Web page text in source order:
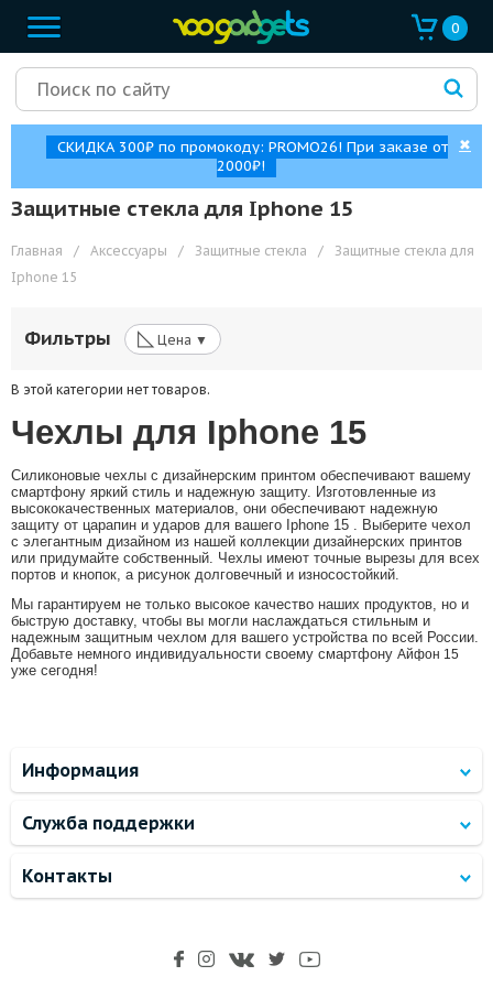
0
СКИДКА 300₽ по промокоду: PROMO26! При заказе от
2000₽!
✖
Защитные стекла для Iphone 15
Главная / Аксессуары / Защитные стекла /
Защитные стекла для
Iphone 15
Фильтры ◺ Цена ▼
В этой категории нет товаров.
Чехлы для Iphone 15
Силиконовые чехлы с дизайнерским принтом обеспечивают вашему
смартфону яркий стиль и надежную защиту. Изготовленные из
высококачественных материалов, они обеспечивают надежную
защиту от царапин и ударов для вашего Iphone 15 . Выберите чехол
с элегантным дизайном из нашей коллекции дизайнерских принтов
или придумайте собственный. Чехлы имеют точные вырезы для всех
портов и кнопок, а рисунок долговечный и износостойкий.
Мы гарантируем не только высокое качество наших продуктов, но и
быструю доставку, чтобы вы могли наслаждаться стильным и
надежным защитным чехлом для вашего устройства по всей России.
Добавьте немного индивидуальности своему смартфону Айфон 15
уже сегодня!
Информация
Служба поддержки
Контакты